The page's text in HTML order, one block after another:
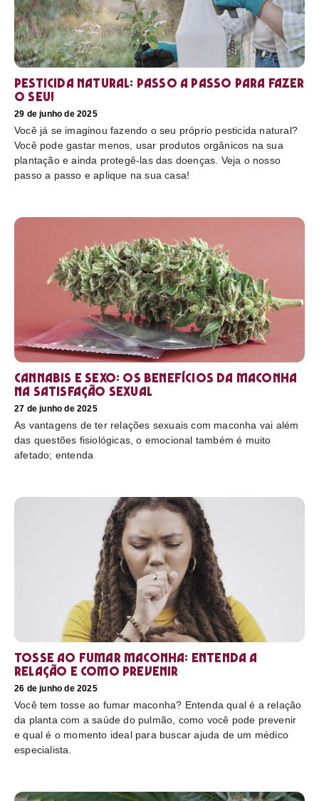
Pesticida natural: Passo a passo para fazer
o seu!
29 de junho de 2025
Você já se imaginou fazendo o seu próprio pesticida natural?
Você pode gastar menos, usar produtos orgânicos na sua
plantação e ainda protegê-las das doenças. Veja o nosso
passo a passo e aplique na sua casa!
Cannabis e sexo: os benefícios da maconha
na satisfação sexual
27 de junho de 2025
As vantagens de ter relações sexuais com maconha vai além
das questões fisiológicas, o emocional também é muito
afetado; entenda
Tosse ao fumar maconha: Entenda a
relação e como prevenir
26 de junho de 2025
Você tem tosse ao fumar maconha? Entenda qual é a relação
da planta com a saúde do pulmão, como você pode prevenir
e qual é o momento ideal para buscar ajuda de um médico
especialista.